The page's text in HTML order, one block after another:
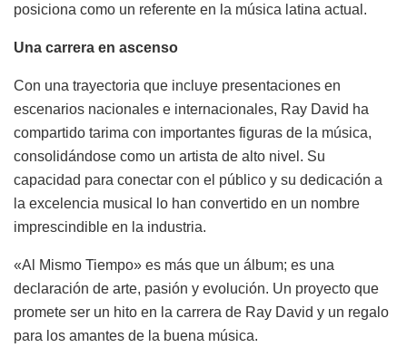
posiciona como un referente en la música latina actual.
Una carrera en ascenso
Con una trayectoria que incluye presentaciones en
escenarios nacionales e internacionales, Ray David ha
compartido tarima con importantes figuras de la música,
consolidándose como un artista de alto nivel. Su
capacidad para conectar con el público y su dedicación a
la excelencia musical lo han convertido en un nombre
imprescindible en la industria.
«Al Mismo Tiempo» es más que un álbum; es una
declaración de arte, pasión y evolución. Un proyecto que
promete ser un hito en la carrera de Ray David y un regalo
para los amantes de la buena música.